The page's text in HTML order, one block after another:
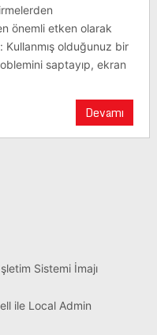
önemli etken olarak
olduğunuz bir
saptayıp, ekran
Devamı
Sistemi İmajı
ile Local Admin